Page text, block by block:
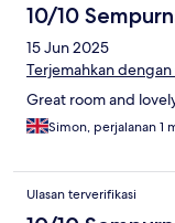
10/10
15 Jun 2025
Terjemahkan
Great room and
Simon, perjalanan 1
Ulasan terverifikasi